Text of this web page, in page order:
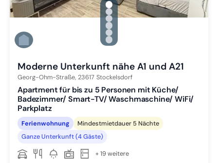
gallery.slide_selector
Zu Slide 1 wechseln
Zu Slide 2 wechseln
Zu Slide 3 wechseln
Zu Slide 4 wechseln
Zu Slide 5 wechseln
Zu Slide 6 wechseln
Moderne Unterkunft nähe A1 und A21
Georg-Ohm-Straße, 23617 Stockelsdorf
Apartment für bis zu 5 Personen mit Küche/
Badezimmer/ Smart-TV/ Waschmaschine/ WiFi/
Parkplatz
Ferienwohnung
Mindestmietdauer 5 Nächte
Ganze Unterkunft (4 Gäste)
+ 19 weitere